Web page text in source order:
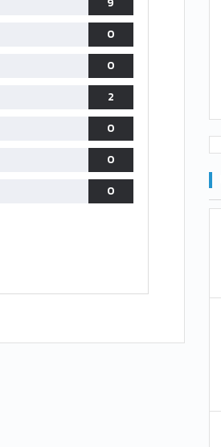
0
0
2
0
0
0